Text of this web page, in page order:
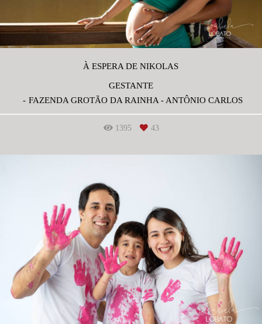
À ESPERA DE NIKOLAS
GESTANTE
FAZENDA GROTÃO DA RAINHA - ANTÔNIO CARLOS
1395 43